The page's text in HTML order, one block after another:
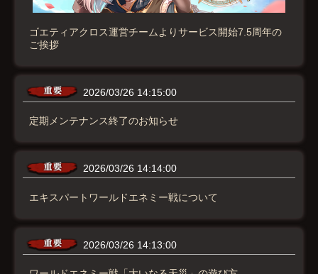
ゴエティアクロス運営チームよりサービス開始7.5周年の
ご挨拶
2026/03/26 14:15:00
定期メンテナンス終了のお知らせ
2026/03/26 14:14:00
エキスパートワールドエネミー戦について
2026/03/26 14:13:00